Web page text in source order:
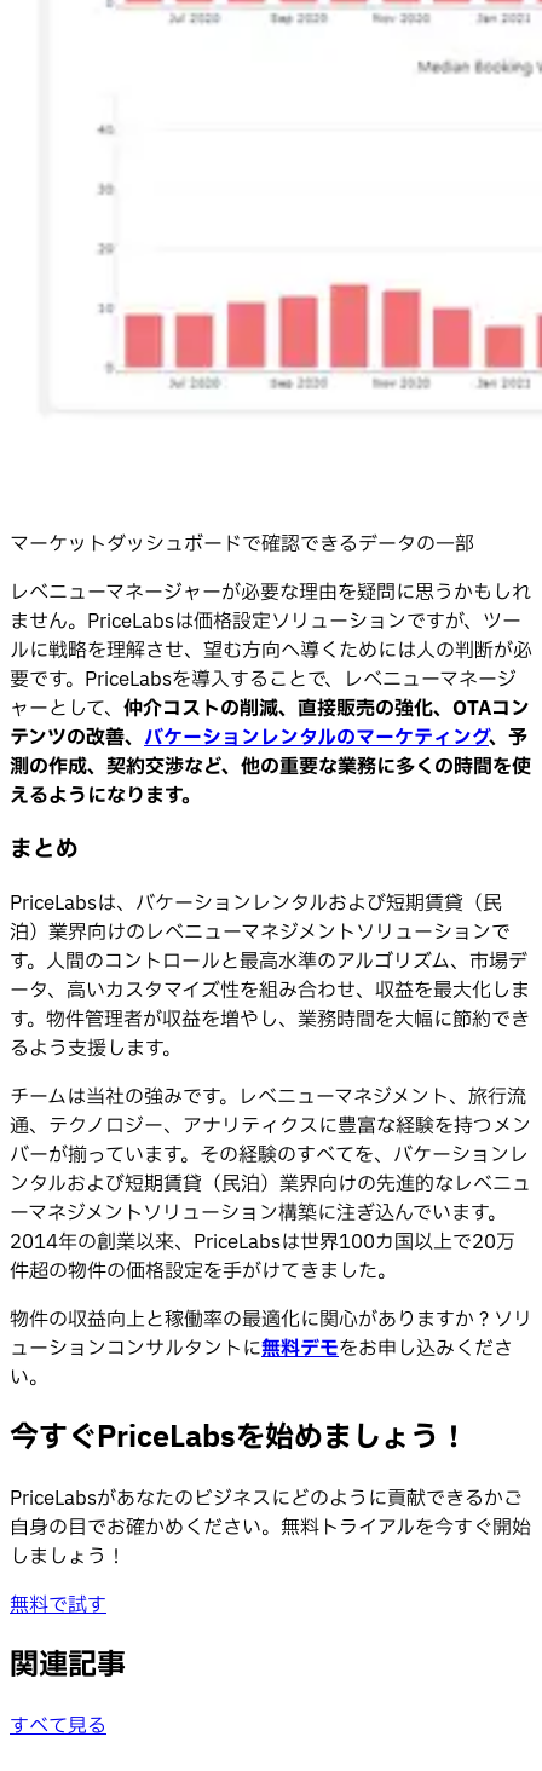
マーケットダッシュボードで確認できるデータの一部
レベニューマネージャーが必要な理由を疑問に思うかもしれ
ません。PriceLabsは価格設定ソリューションですが、ツー
ルに戦略を理解させ、望む方向へ導くためには人の判断が必
要です。PriceLabsを導入することで、レベニューマネージ
ャーとして、 仲介コストの削減、直接販売の強化、OTAコン
テンツの改善、 バケーションレンタルのマーケティング、予
測の作成、契約交渉など、他の重要な業務に多くの時間を使
えるようになります。
まとめ
PriceLabsは、バケーションレンタルおよび短期賃貸（民
泊）業界向けのレベニューマネジメントソリューションで
す。人間のコントロールと最高水準のアルゴリズム、市場デ
ータ、高いカスタマイズ性を組み合わせ、収益を最大化しま
す。物件管理者が収益を増やし、業務時間を大幅に節約でき
るよう支援します。
チームは当社の強みです。レベニューマネジメント、旅行流
通、テクノロジー、アナリティクスに豊富な経験を持つメン
バーが揃っています。その経験のすべてを、バケーションレ
ンタルおよび短期賃貸（民泊）業界向けの先進的なレベニュ
ーマネジメントソリューション構築に注ぎ込んでいます。
2014年の創業以来、PriceLabsは世界100カ国以上で20万
件超の物件の価格設定を手がけてきました。
物件の収益向上と稼働率の最適化に関心がありますか？ソリ
ューションコンサルタントに無料デモをお申し込みくださ
い。
今すぐPriceLabsを始めましょう！
PriceLabsがあなたのビジネスにどのように貢献できるかご
自身の目でお確かめください。無料トライアルを今すぐ開始
しましょう！
無料で試す
関連記事
すべて見る